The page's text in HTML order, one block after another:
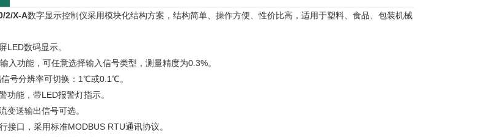
2/X-A数字显示控制仪采用模块化结构方案，结构简单、操作方便、性价比高，适用于塑料、食品、包装机械
LED数码显示。
入功能，可任意选择输入信号类型，测量精度为0.3%。
号分辨率可切换：1℃或0.1℃。
功能，带LED报警灯指示。
变送输出信号可选。
接口，采用标准MODBUS RTU通讯协议。